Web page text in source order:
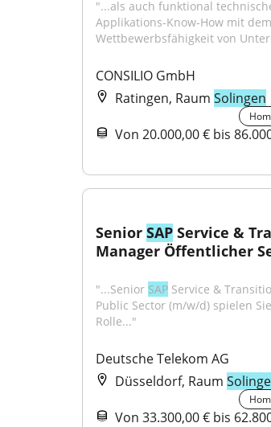
"...als auch funktional
Applikations-Know-How mit
Wettbewerbsfähigkeit von
CONSILIO GmbH
Ratingen, Raum Solingen
Von 20.000,00 € bis
Senior SAP Service &
Manager Öffentlicher
"...Senior SAP Service &
Public Sector (m/w/d) spielen
Rolle..."
Deutsche Telekom AG
Düsseldorf, Raum
Von 33.300,00 € bis